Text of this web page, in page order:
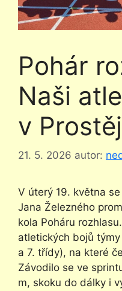
Pohár
Naši
v
21. 5. 2026 autor:
V úterý 19. května
Jana Železného
kola Poháru
atletických bojů
a 7. třídy), na které
Závodilo se ve
m, skoku do dálky i